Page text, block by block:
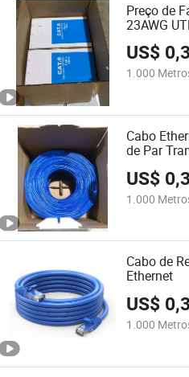
Preço de
23AWG
Lote Sólido
US$
1.000
Cabo
de Par
US$
1.000
Cabo de
Ethernet
US$
1.000